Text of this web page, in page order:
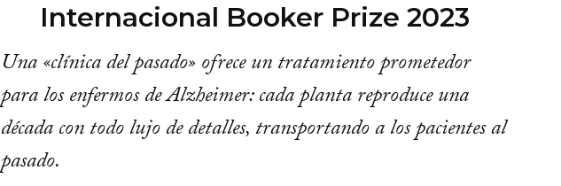
Internacional Booker Prize 2023
Una «clínica del pasado» ofrece un tratamiento prometedor
para los enfermos de Alzheimer: cada planta reproduce una
década con todo lujo de detalles, transportando a los pacientes al
pasado.